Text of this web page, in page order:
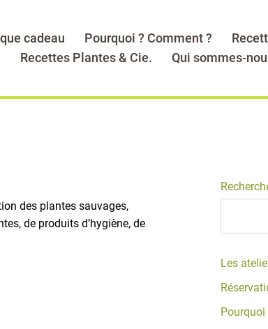
cadeau Pourquoi ? Comment ?
Recettes Plantes & Cie. Qui sommes-
des plantes sauvages,
de produits d’hygiène, de
Les
Pourquoi